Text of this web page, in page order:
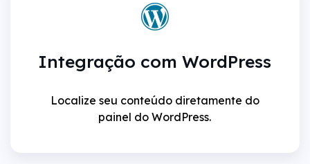
Integração com WordPress
Localize seu conteúdo diretamente do
painel do WordPress.